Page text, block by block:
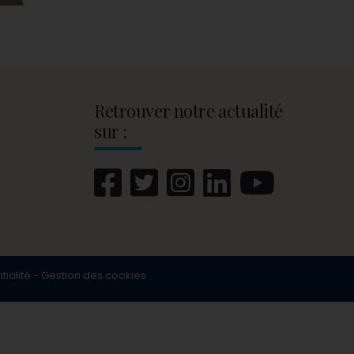
Retrouver notre actualité
sur :
- Gestion des cookies